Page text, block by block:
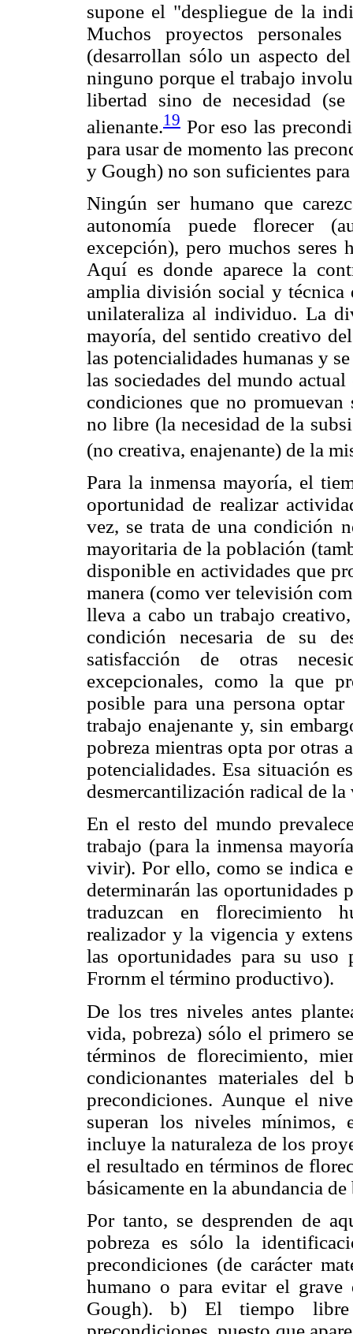
supone el "despliegue de la
Muchos proyectos
(desarrollan sólo un aspecto
ninguno porque el trabajo
libertad sino de necesidad
alienante.19 Por eso las
para usar de momento las
y Gough) no son suficientes
Ningún ser humano que
autonomía puede florecer
excepción), pero muchos seres
Aquí es donde aparece la
amplia división social y
unilateraliza al individuo. La
mayoría, del sentido creativo
las potencialidades humanas y
las sociedades del mundo
condiciones que no
no libre (la necesidad de la
(no creativa, enajenante) de la
Para la inmensa mayoría, el
oportunidad de realizar
vez, se trata de una condición
mayoritaria de la población
disponible en actividades que
manera (como ver televisión
lleva a cabo un trabajo
condición necesaria de su
satisfacción de otras
excepcionales, como la que
posible para una persona
trabajo enajenante y, sin
pobreza mientras opta por otras
potencialidades. Esa situación
desmercantilización radical de
En el resto del mundo
trabajo (para la inmensa
vivir). Por ello, como se indica
determinarán las oportunidades
traduzcan en florecimiento
realizador y la vigencia y
las oportunidades para su
Frornm el término productivo).
De los tres niveles antes
vida, pobreza) sólo el primero
términos de florecimiento,
condicionantes materiales del
precondiciones. Aunque el
superan los niveles mínimos,
incluye la naturaleza de los
el resultado en términos de
básicamente en la abundancia
Por tanto, se desprenden de
pobreza es sólo la
precondiciones (de carácter
humano o para evitar el
Gough). b) El tiempo